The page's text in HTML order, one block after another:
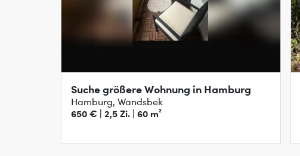
Suche größere Wohnung in Hamburg
Hamburg, Wandsbek
650 € | 2,5 Zi. | 60 m²